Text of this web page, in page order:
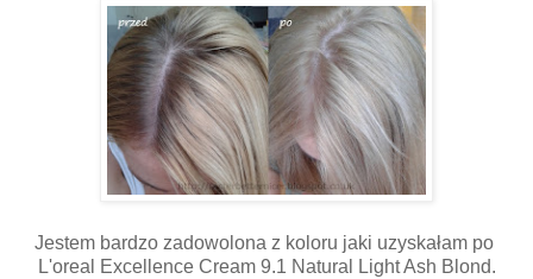
Jestem bardzo zadowolona z koloru jaki uzyskałam po
L'oreal Excellence Cream 9.1 Natural Light Ash Blond.